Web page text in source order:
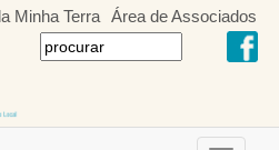
Minha Terra Área de Associados